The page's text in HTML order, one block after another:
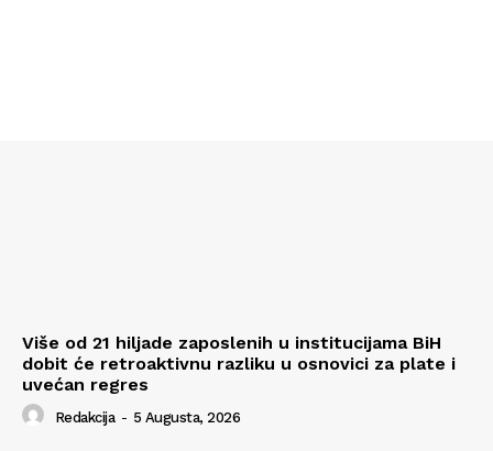
Više od 21 hiljade zaposlenih u institucijama BiH
dobit će retroaktivnu razliku u osnovici za plate i
uvećan regres
Redakcija - 5 Augusta, 2026